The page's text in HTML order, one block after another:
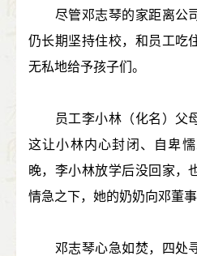
尽管邓志琴的家距离公
仍长期坚持住校，和员工吃
无私地给予孩子们。
员工李小林（化名）父母
这让小林内心封闭、自卑
晚，李小林放学后没回家，
情急之下，她的奶奶向邓董事
邓志琴心急如焚，四处